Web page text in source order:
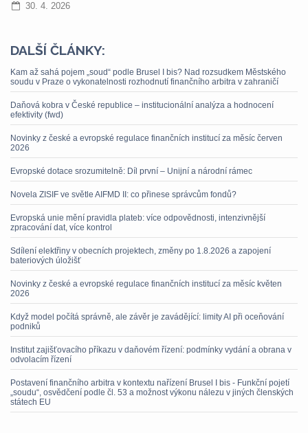
30. 4. 2026
DALŠÍ ČLÁNKY:
Kam až sahá pojem „soud“ podle Brusel I bis? Nad rozsudkem Městského
soudu v Praze o vykonatelnosti rozhodnutí finančního arbitra v zahraničí
Daňová kobra v České republice – institucionální analýza a hodnocení
efektivity (fwd)
Novinky z české a evropské regulace finančních institucí za měsíc červen
2026
Evropské dotace srozumitelně: Díl první – Unijní a národní rámec
Novela ZISIF ve světle AIFMD II: co přinese správcům fondů?
Evropská unie mění pravidla plateb: více odpovědnosti, intenzivnější
zpracování dat, více kontrol
Sdílení elektřiny v obecních projektech, změny po 1.8.2026 a zapojení
bateriových úložišť
Novinky z české a evropské regulace finančních institucí za měsíc květen
2026
Když model počítá správně, ale závěr je zavádějící: limity AI při oceňování
podniků
Institut zajišťovacího příkazu v daňovém řízení: podmínky vydání a obrana v
odvolacím řízení
Postavení finančního arbitra v kontextu nařízení Brusel I bis - Funkční pojetí
„soudu“, osvědčení podle čl. 53 a možnost výkonu nálezu v jiných členských
státech EU